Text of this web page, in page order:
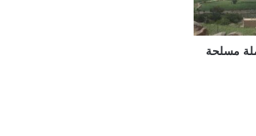
مسلحة